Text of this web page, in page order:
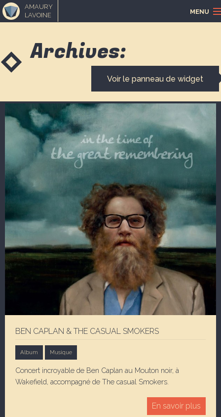
AMAURY
LAVOINE
MENU
PORTFOLIO
MUSIQUE
BLOGUE
CONTACT
Archives:
Voir le panneau de widget
BEN CAPLAN & THE CASUAL SMOKERS
Album Musique
Concert incroyable de Ben Caplan au Mouton noir, à
Wakefield, accompagné de The casual Smokers.
En savoir plus